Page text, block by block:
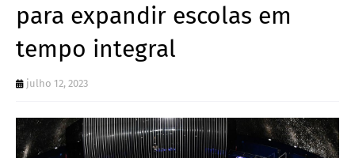
para expandir escolas em
tempo integral
julho 12, 2023